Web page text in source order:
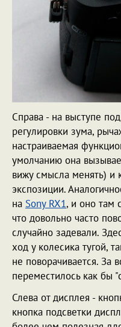
Справа - на выступе
регулировки зума,
настраиваемая
умолчанию она
вижу смысла менять) и
экспозиции.
на Sony RX1, и оно там
что довольно часто
случайно задевали.
ход у колесика тугой,
не поворачивается. За
переместилось как бы
Слева от дисплея -
кнопка подсветки